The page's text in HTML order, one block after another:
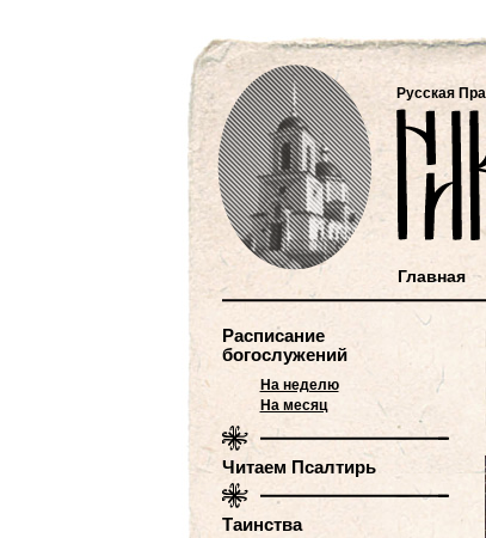
Русская
Главная
Расписание
богослужений
На неделю
На месяц
Читаем Псалтирь
Таинства